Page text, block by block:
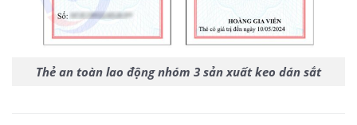
Thẻ an toàn lao động nhóm 3 sản xuất keo dán sắt